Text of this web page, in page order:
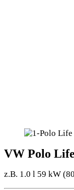
VW Polo Life
z.B. 1.0 l 59 kW (80